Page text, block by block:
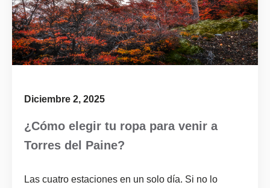
Diciembre 2, 2025
¿Cómo elegir tu ropa para venir a
Torres del Paine?
Las cuatro estaciones en un solo día. Si no lo